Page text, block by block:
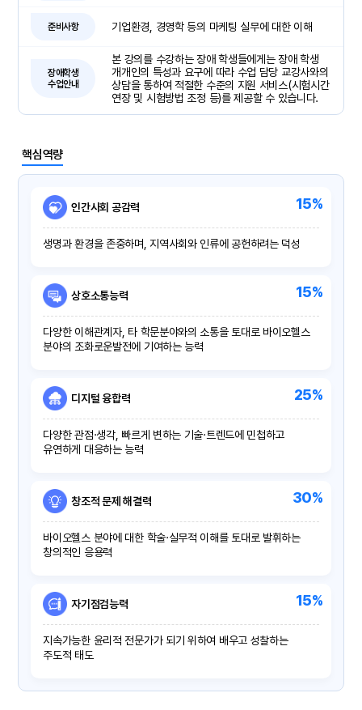
준비사항 기업환경, 경영학 등의 마케팅 실무에 대한 이해
장애학생
수업안내
본 강의를 수강하는 장애 학생들에게는 장애 학생
개개인의 특성과 요구에 따라 수업 담당 교강사와의
상담을 통하여 적절한 수준의 지원 서비스(시험시간
연장 및 시험방법 조정 등)를 제공할 수 있습니다.
핵심역량
인간사회 공감력
생명과 환경을 존중하며, 지역사회와 인류에 공헌하려는 덕성
15%
상호소통능력
다양한 이해관계자, 타 학문분야와의 소통을 토대로 바이오헬스
분야의 조화로운발전에 기여하는 능력
15%
디지털 융합력
다양한 관점·생각, 빠르게 변하는 기술·트렌드에 민첩하고
유연하게 대응하는 능력
25%
창조적 문제 해결력
바이오헬스 분야에 대한 학술·실무적 이해를 토대로 발휘하는
창의적인 응용력
30%
자기점검능력
지속가능한 윤리적 전문가가 되기 위하여 배우고 성찰하는
주도적 태도
15%